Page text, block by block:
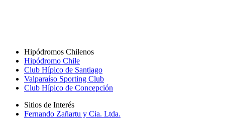
Hipódromos Chilenos
Hipódromo Chile
Club Hípico de Santiago
Valparaíso Sporting Club
Club Hípico de Concepción
Sitios de Interés
Fernando Zañartu y Cia. Ltda.